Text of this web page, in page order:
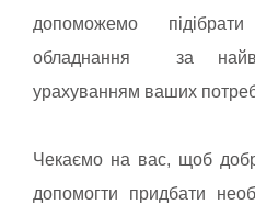
допоможемо
обладнання за
урахуванням ваших
Чекаємо на вас, щоб
допомогти придбати